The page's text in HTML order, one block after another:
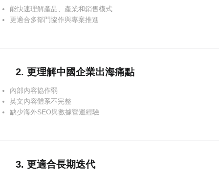
能快速理解產品、產業和銷售模式
更適合多部門協作與專案推進
2. 更理解中國企業出海痛點
內部內容協作弱
英文內容體系不完整
缺少海外SEO與數據營運經驗
3. 更適合長期迭代